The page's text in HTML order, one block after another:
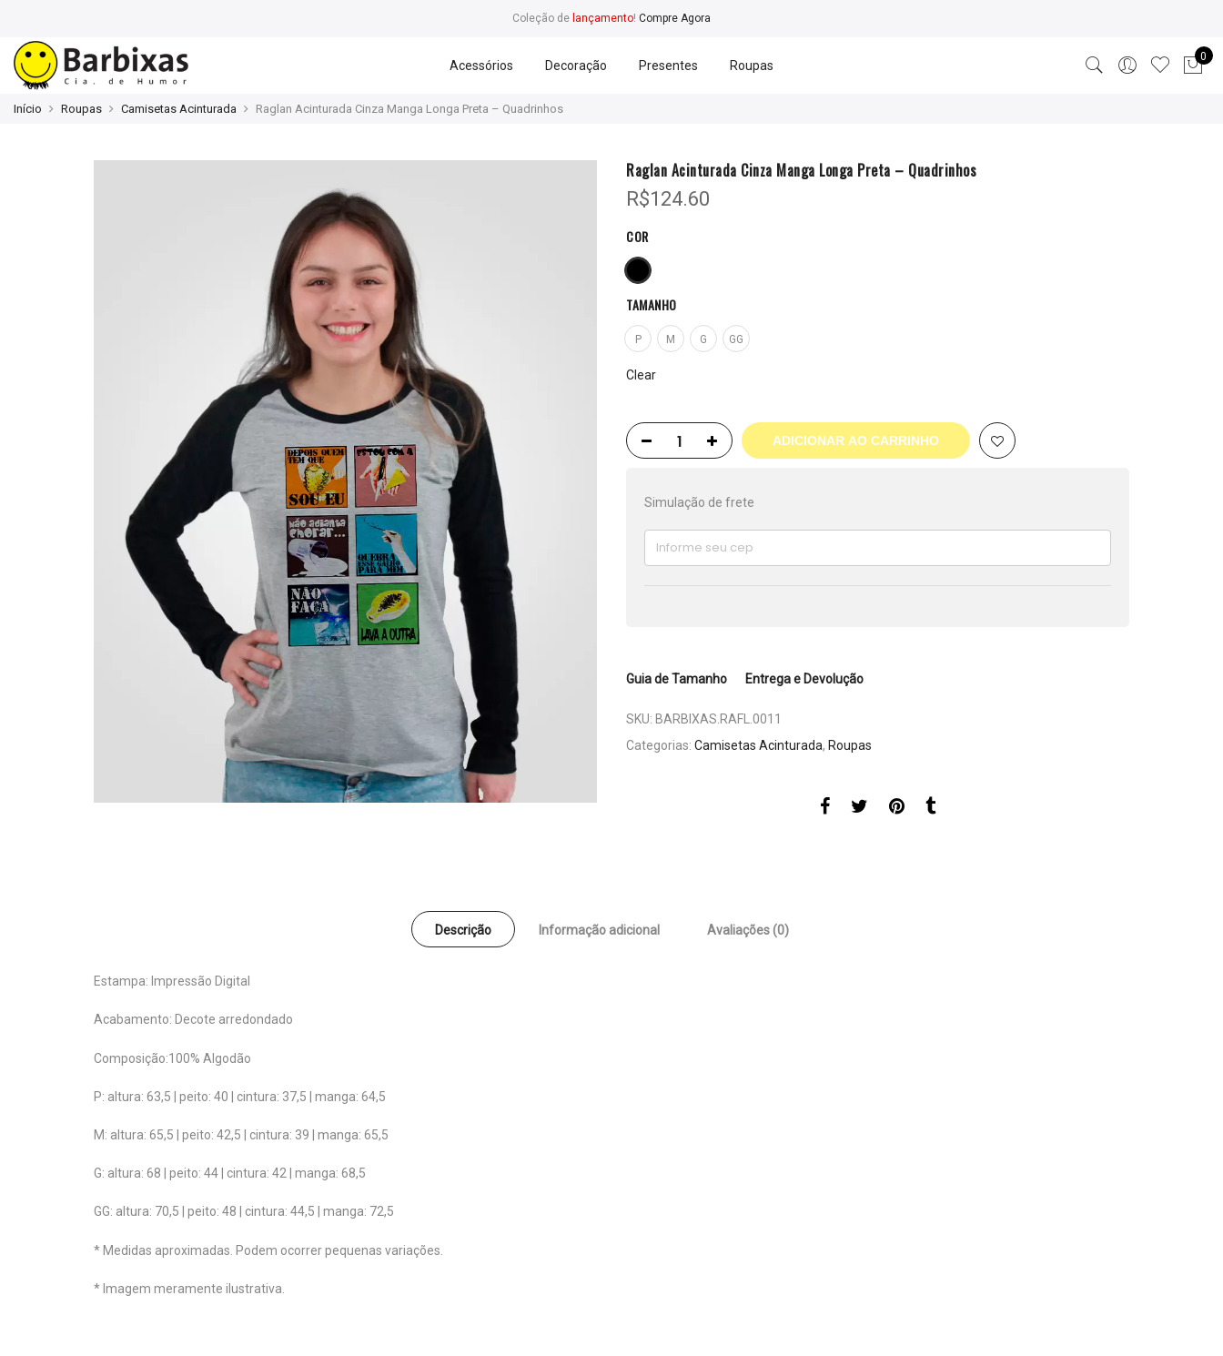
Coleção de lançamento! Compre Agora
Acessórios Decoração Presentes Roupas
0
Início Roupas Camisetas Acinturada Raglan Acinturada Cinza Manga Longa Preta – Quadrinhos
Raglan Acinturada Cinza Manga Longa Preta – Quadrinhos
R$124.60
COR
TAMANHO
P M G GG
Clear
ADICIONAR AO CARRINHO
Simulação de frete
Guia de Tamanho Entrega e Devolução
SKU: BARBIXAS.RAFL.0011
Categorias: Camisetas Acinturada, Roupas
Descrição Informação adicional Avaliações (0)
Estampa: Impressão Digital
Acabamento: Decote arredondado
Composição:100% Algodão
P: altura: 63,5 | peito: 40 | cintura: 37,5 | manga: 64,5
M: altura: 65,5 | peito: 42,5 | cintura: 39 | manga: 65,5
G: altura: 68 | peito: 44 | cintura: 42 | manga: 68,5
GG: altura: 70,5 | peito: 48 | cintura: 44,5 | manga: 72,5
* Medidas aproximadas. Podem ocorrer pequenas variações.
* Imagem meramente ilustrativa.